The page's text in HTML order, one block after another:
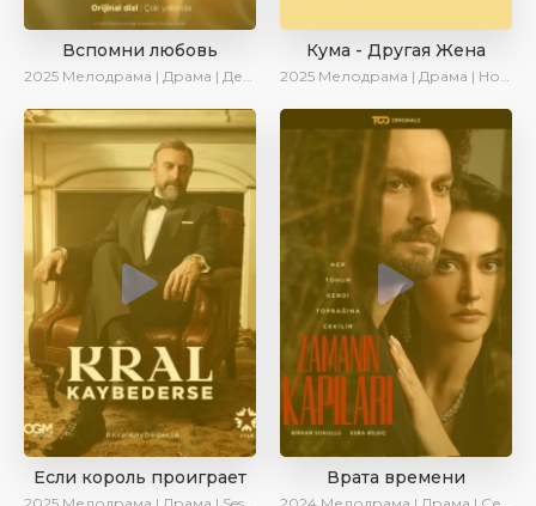
Вспомни любовь
2025 Мелодрама | Драма | Детектив | Комедия | Новинки | Сериалы 2025
Кума - Другая Жена
2025 Мелодрама | Драма | Новинки | Сериалы 2025
Если король проиграет Врата времени